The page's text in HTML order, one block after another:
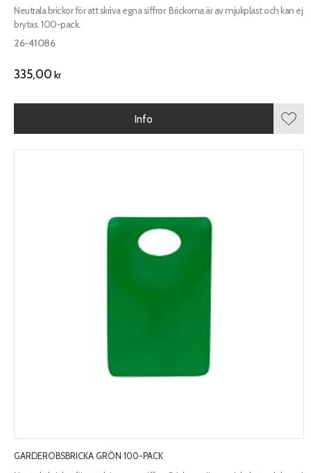
Neutrala brickor för att skriva egna siffror. Brickorna är av mjukplast och kan ej
brytas. 100-pack.
26-41086
335,00 kr
Info
GARDEROBSBRICKA GRÖN 100-PACK